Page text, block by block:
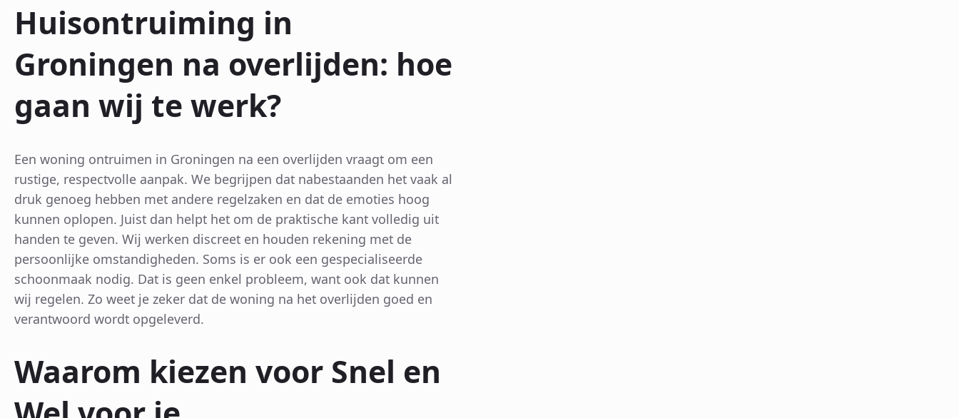
Huisontruiming in
Groningen na overlijden: hoe
gaan wij te werk?
Een woning ontruimen in Groningen na een overlijden vraagt om een
rustige, respectvolle aanpak. We begrijpen dat nabestaanden het vaak al
druk genoeg hebben met andere regelzaken en dat de emoties hoog
kunnen oplopen. Juist dan helpt het om de praktische kant volledig uit
handen te geven. Wij werken discreet en houden rekening met de
persoonlijke omstandigheden. Soms is er ook een gespecialiseerde
schoonmaak nodig. Dat is geen enkel probleem, want ook dat kunnen
wij regelen. Zo weet je zeker dat de woning na het overlijden goed en
verantwoord wordt opgeleverd.
Waarom kiezen voor Snel en